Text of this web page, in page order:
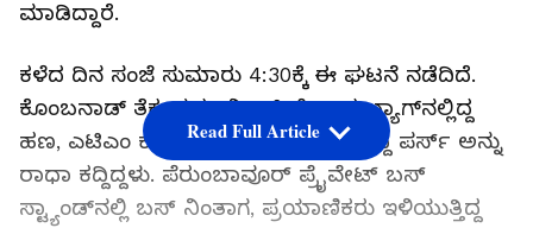
ಮಾಡಿದ್ದಾರೆ.
ಕಳೆದ ದಿನ ಸಂಜೆ ಸುಮಾರು 4:30ಕ್ಕೆ ಈ ಘಟನೆ ನಡೆದಿದೆ.
ಕೊಂಬನಾಡ್ ತೆಕ್ಕುಪುರಂ ನಿವಾಸಿಯೊಬ್ಬರ ಬ್ಯಾಗ್‌ನಲ್ಲಿದ್ದ
ಹಣ, ಎಟಿಎಂ ಕಾರ್ಡ್ ಮತ್ತು ಪೆನ್‌ಡ್ರೈವ್ ಇದ್ದ ಪರ್ಸ್ ಅನ್ನು
ರಾಧಾ ಕದ್ದಿದ್ದಳು. ಪೆರುಂಬಾವೂರ್ ಪ್ರೈವೇಟ್ ಬಸ್
ಸ್ಟ್ಯಾಂಡ್‌ನಲ್ಲಿ ಬಸ್ ನಿಂತಾಗ, ಪ್ರಯಾಣಿಕರು ಇಳಿಯುತ್ತಿದ್ದ
Read Full Article